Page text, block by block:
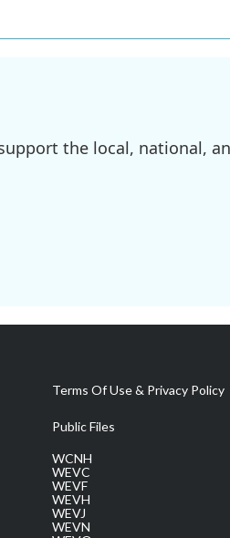
the local, national,
Terms Of Use & Privacy Policy
Public Files
WCNH
WEVC
WEVF
WEVH
WEVJ
WEVN